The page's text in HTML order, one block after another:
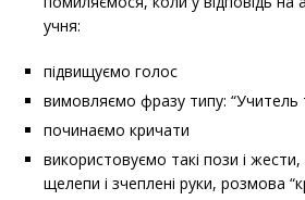
учня:
підвищуємо голос
вимовляємо фразу типу: “Учитель
починаємо кричати
використовуємо такі пози і жести,
щелепи і зчеплені руки, розмова